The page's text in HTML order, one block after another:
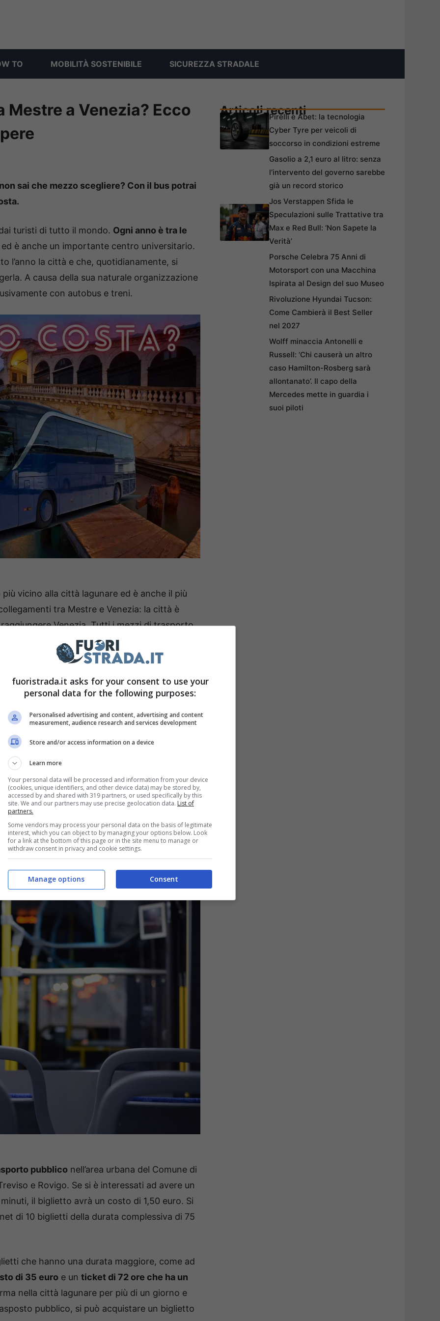
TO MOBILITÀ SOSTENIBILE SICUREZZA STRADALE
Mestre a Venezia? Ecco
sai che mezzo scegliere? Con il bus potrai
turisti di tutto il mondo. Ogni anno è tra le
ed è anche un importante centro universitario.
l’anno la città e che, quotidianamente, si
A causa della sua naturale organizzazione
con autobus e treni.
vicino alla città lagunare ed è anche il più
tra Mestre e Venezia: la città è
Venezia. Tutti i mezzi di trasporto
a Piazzale Roma e alla
da ilPonte della Libertà: un lungo ponte di
abitati
e che è l’unica via per raggiungere la
un ponte stradale, ma è anche un ponte
le corsie stradali e permettono lo
quanto costa?
pubblici si può usare sia il treno che
una vasta rete di autobus pubblici ACTV.La
dipende da dove si prende l’autobusa Mestre
poiché si ferma direttamente in
i punti focali della città di Venezia.
pubblico nell’area urbana del Comune di
e Rovigo. Se si è interessati ad avere un
il biglietto avrà un costo di 1,50 euro. Si
di 10 biglietti della durata complessiva di 75
che hanno una durata maggiore, come ad
di 35 euro e un ticket di 72 ore che ha un
nella città lagunare per più di un giorno e
pubblico, si può acquistare un biglietto
Articoli recentiPirelli e Abet: la tecnologia
Cyber Tyre per veicoli di
soccorso in condizioni estreme
Gasolio a 2,1 euro al litro: senza
l’intervento del governo sarebbe
già un record storico
Jos Verstappen Sfida le
Speculazioni sulle Trattative tra
Max e Red Bull: ‘Non Sapete la
Verità’
Porsche Celebra 75 Anni di
Motorsport con una Macchina
Ispirata al Design del suo Museo
Rivoluzione Hyundai Tucson:
Come Cambierà il Best Seller
nel 2027
Wolff minaccia Antonelli e
Russell: ‘Chi causerà un altro
caso Hamilton-Rosberg sarà
allontanato’. Il capo della
Mercedes mette in guardia i
suoi piloti
fuoristrada.it asks for your consent to use your
personal data for the following purposes:
Personalised advertising and content, advertising and content
measurement, audience research and services development
Store and/or access information on a device
Learn more
Your personal data will be processed and information from your device
(cookies, unique identifiers, and other device data) may be stored by,
accessed by and shared with 319 partners, or used specifically by this
site. We and our partners may use precise geolocation data. List of
partners.
Some vendors may process your personal data on the basis of legitimate
interest, which you can object to by managing your options below. Look
for a link at the bottom of this page or in the site menu to manage or
withdraw consent in privacy and cookie settings.
Consent
Manage options